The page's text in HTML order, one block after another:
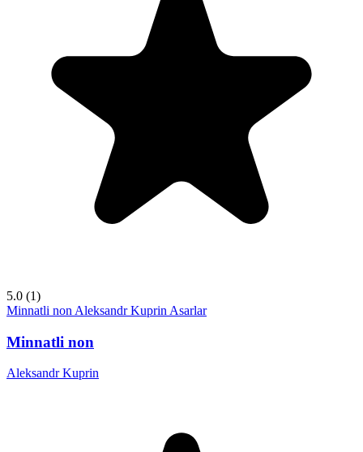
5.0 (1)
Minnatli non Aleksandr Kuprin Asarlar
Minnatli non
Aleksandr Kuprin